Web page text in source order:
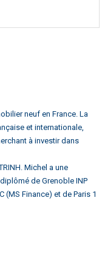
neuf en France. La
et internationale,
à investir dans
Michel a une
de Grenoble INP
(MS Finance) et de Paris 1